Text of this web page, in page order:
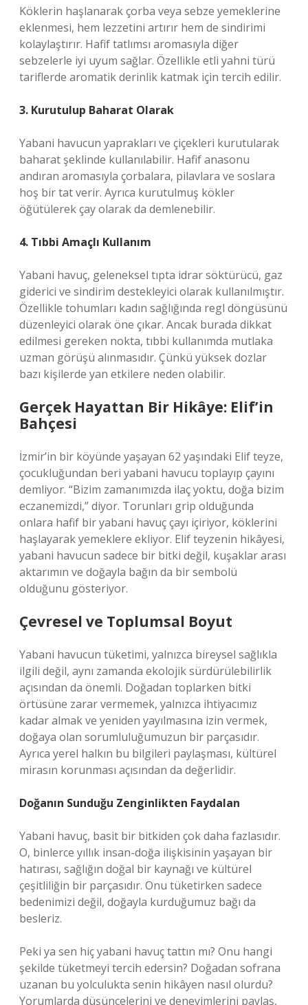
Köklerin haşlanarak çorba veya sebze yemeklerine
eklenmesi, hem lezzetini artırır hem de sindirimi
kolaylaştırır. Hafif tatlımsı aromasıyla diğer
sebzelerle iyi uyum sağlar. Özellikle etli yahni türü
tariflerde aromatik derinlik katmak için tercih edilir.
3. Kurutulup Baharat Olarak
Yabani havucun yaprakları ve çiçekleri kurutularak
baharat şeklinde kullanılabilir. Hafif anasonu
andıran aromasıyla çorbalara, pilavlara ve soslara
hoş bir tat verir. Ayrıca kurutulmuş kökler
öğütülerek çay olarak da demlenebilir.
4. Tıbbi Amaçlı Kullanım
Yabani havuç, geleneksel tıpta idrar söktürücü, gaz
giderici ve sindirim destekleyici olarak kullanılmıştır.
Özellikle tohumları kadın sağlığında regl döngüsünü
düzenleyici olarak öne çıkar. Ancak burada dikkat
edilmesi gereken nokta, tıbbi kullanımda mutlaka
uzman görüşü alınmasıdır. Çünkü yüksek dozlar
bazı kişilerde yan etkilere neden olabilir.
Gerçek Hayattan Bir Hikâye: Elif’in
Bahçesi
İzmir’in bir köyünde yaşayan 62 yaşındaki Elif teyze,
çocukluğundan beri yabani havucu toplayıp çayını
demliyor. “Bizim zamanımızda ilaç yoktu, doğa bizim
eczanemizdi,” diyor. Torunları grip olduğunda
onlara hafif bir yabani havuç çayı içiriyor, köklerini
haşlayarak yemeklere ekliyor. Elif teyzenin hikâyesi,
yabani havucun sadece bir bitki değil, kuşaklar arası
aktarımın ve doğayla bağın da bir sembolü
olduğunu gösteriyor.
Çevresel ve Toplumsal Boyut
Yabani havucun tüketimi, yalnızca bireysel sağlıkla
ilgili değil, aynı zamanda ekolojik sürdürülebilirlik
açısından da önemli. Doğadan toplarken bitki
örtüsüne zarar vermemek, yalnızca ihtiyacımız
kadar almak ve yeniden yayılmasına izin vermek,
doğaya olan sorumluluğumuzun bir parçasıdır.
Ayrıca yerel halkın bu bilgileri paylaşması, kültürel
mirasın korunması açısından da değerlidir.
Doğanın Sunduğu Zenginlikten Faydalan
Yabani havuç, basit bir bitkiden çok daha fazlasıdır.
O, binlerce yıllık insan-doğa ilişkisinin yaşayan bir
hatırası, sağlığın doğal bir kaynağı ve kültürel
çeşitliliğin bir parçasıdır. Onu tüketirken sadece
bedenimizi değil, doğayla kurduğumuz bağı da
besleriz.
Peki ya sen hiç yabani havuç tattın mı? Onu hangi
şekilde tüketmeyi tercih edersin? Doğadan sofrana
uzanan bu yolculukta senin hikâyen nasıl olurdu?
Yorumlarda düşüncelerini ve deneyimlerini paylaş,